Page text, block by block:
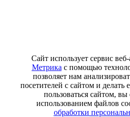
Сайт использует сервис
Метрика с помощью
позволяет нам
посетителей с сайтом и
пользоваться сайтом, вы
использованием файлов
обработки